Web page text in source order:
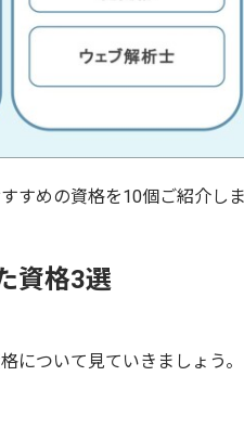
すめの資格を10個ご紹介し
資格3選
について見ていきましょう